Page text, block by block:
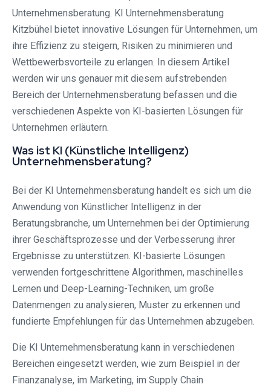
Unternehmensberatung. KI Unternehmensberatung
Kitzbühel bietet innovative Lösungen für Unternehmen, um
ihre Effizienz zu steigern, Risiken zu minimieren und
Wettbewerbsvorteile zu erlangen. In diesem Artikel
werden wir uns genauer mit diesem aufstrebenden
Bereich der Unternehmensberatung befassen und die
verschiedenen Aspekte von KI-basierten Lösungen für
Unternehmen erläutern.
Was ist KI (Künstliche Intelligenz)
Unternehmensberatung?
Bei der KI Unternehmensberatung handelt es sich um die
Anwendung von Künstlicher Intelligenz in der
Beratungsbranche, um Unternehmen bei der Optimierung
ihrer Geschäftsprozesse und der Verbesserung ihrer
Ergebnisse zu unterstützen. KI-basierte Lösungen
verwenden fortgeschrittene Algorithmen, maschinelles
Lernen und Deep-Learning-Techniken, um große
Datenmengen zu analysieren, Muster zu erkennen und
fundierte Empfehlungen für das Unternehmen abzugeben.
Die KI Unternehmensberatung kann in verschiedenen
Bereichen eingesetzt werden, wie zum Beispiel in der
Finanzanalyse, im Marketing, im Supply Chain